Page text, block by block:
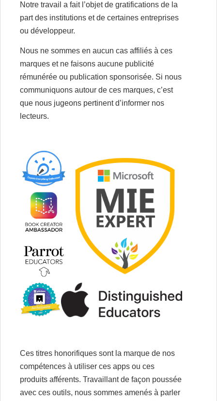
Notre travail a fait l’objet de gratifications de la
part des institutions et de certaines entreprises
ou développeur.
Nous ne sommes en aucun cas affiliés à ces
marques et ne faisons aucune publicité
rémunérée ou publication sponsorisée. Si nous
communiquons autour de ces marques, c’est
que nous jugeons pertinent d’informer nos
lecteurs.
Ces titres honorifiques sont la marque de nos
compétences à utiliser ces apps ou ces
produits afférents. Travaillant de façon poussée
avec ces outils, nous sommes amenés à parler